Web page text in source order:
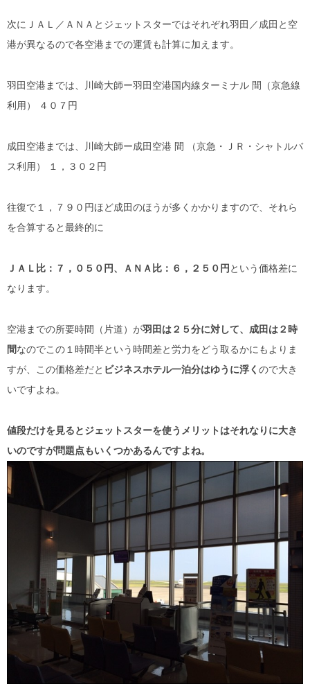
次にＪＡＬ／ＡＮＡとジェットスターではそれぞれ羽田／成田と空
港が異なるので各空港までの運賃も計算に加えます。
羽田空港までは、川崎大師ー羽田空港国内線ターミナル 間（京急線
利用） ４０７円
成田空港までは、川崎大師ー成田空港 間 （京急・ＪＲ・シャトルバ
ス利用） １，３０２円
往復で１，７９０円ほど成田のほうが多くかかりますので、それら
を合算すると最終的に
ＪＡＬ比：７，０５０円、ＡＮＡ比：６，２５０円 という価格差に
なります。
空港までの所要時間（片道）が羽田は２５分に対して、成田は２時
間なのでこの１時間半という時間差と労力をどう取るかにもよりま
すが、この価格差だと ビジネスホテル一泊分はゆうに浮く ので大き
いですよね。
値段だけを見るとジェットスターを使うメリットはそれなりに大き
いのですが問題点もいくつかあるんですよね。